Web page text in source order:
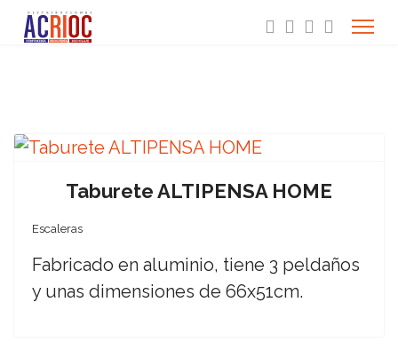
Taburete ALTIPENSA HOME
Escaleras
Fabricado en aluminio, tiene 3 peldaños
y unas dimensiones de 66x51cm.